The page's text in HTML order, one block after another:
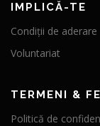
IMPLICĂ-TE
Condiții de aderare
Voluntariat
TERMENI &
Politică de